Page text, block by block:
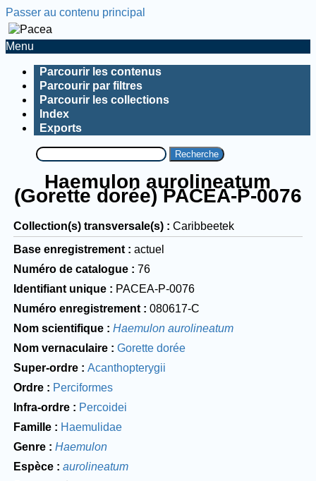
Passer au contenu principal
Menu
Parcourir les contenus
Parcourir par filtres
Parcourir les collections
Index
Exports
Recherche
Haemulon aurolineatum
(Gorette dorée) PACEA-P-0076
Collection(s) transversale(s)
Caribbeetek
Base enregistrement
actuel
Numéro de catalogue
76
Identifiant unique
PACEA-P-0076
Numéro enregistrement
080617-C
Nom scientifique
Haemulon aurolineatum
Nom vernaculaire
Gorette dorée
Super-ordre
Acanthopterygii
Ordre
Perciformes
Infra-ordre
Percoidei
Famille
Haemulidae
Genre
Haemulon
Espèce
aurolineatum